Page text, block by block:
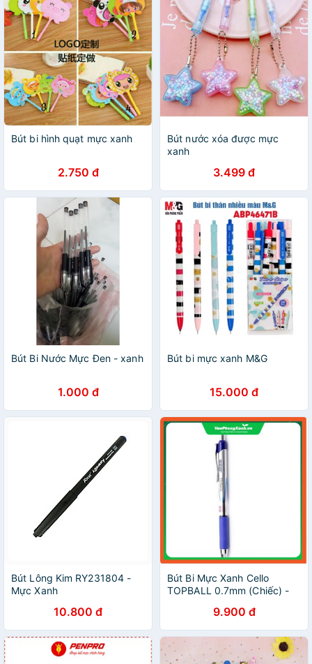
Bút bi hình quạt mực xanh
2.750 đ
Bút nước xóa được mực
xanh
3.499 đ
Bút Bi Nước Mực Đen - xanh
1.000 đ
Bút bi mực xanh M&G
15.000 đ
Bút Lông Kim RY231804 -
Mực Xanh
10.800 đ
Bút Bi Mực Xanh Cello
TOPBALL 0.7mm (Chiếc) -
9.900 đ